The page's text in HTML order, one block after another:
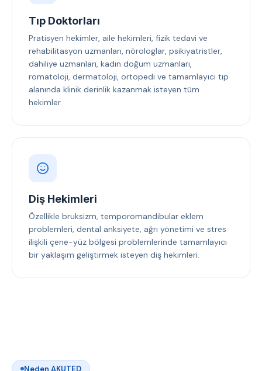
Tıp Doktorları
Pratisyen hekimler, aile hekimleri, fizik tedavi ve
rehabilitasyon uzmanları, nörologlar, psikiyatristler,
dahiliye uzmanları, kadın doğum uzmanları,
romatoloji, dermatoloji, ortopedi ve tamamlayıcı tıp
alanında klinik derinlik kazanmak isteyen tüm
hekimler.
Diş Hekimleri
Özellikle bruksizm, temporomandibular eklem
problemleri, dental anksiyete, ağrı yönetimi ve stres
ilişkili çene-yüz bölgesi problemlerinde tamamlayıcı
bir yaklaşım geliştirmek isteyen diş hekimleri.
Neden AKUTED